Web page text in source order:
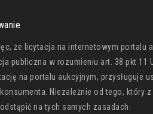
że licytacja na internetowym portalu
publiczna w rozumieniu art. 38 pkt 11
na portalu aukcyjnym,
Niezależnie od tego, który
na tych samych zasadach.